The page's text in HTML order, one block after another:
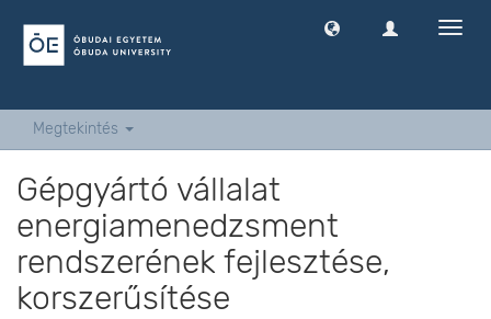
Megtekintés
Gépgyártó vállalat
energiamenedzsment
rendszerének fejlesztése,
korszerűsítése